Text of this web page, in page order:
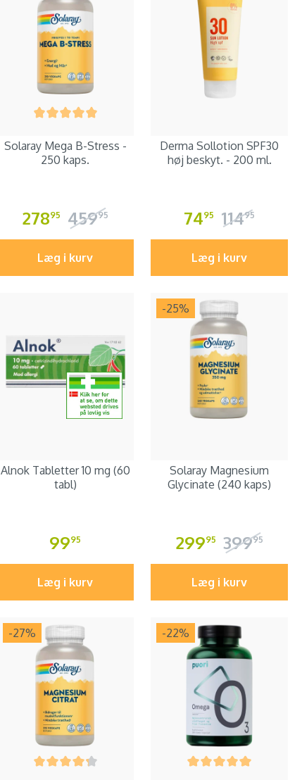
Solaray Mega B-Stress -
250 kaps.
27895 45995
Læg i kurv
Derma Sollotion SPF30
høj beskyt. - 200 ml.
7495 11495
Læg i kurv
Alnok Tabletter 10 mg (60
tabl)
9995
Læg i kurv
-25%
Solaray Magnesium
Glycinate (240 kaps)
29995 39995
Læg i kurv
-27% -22%